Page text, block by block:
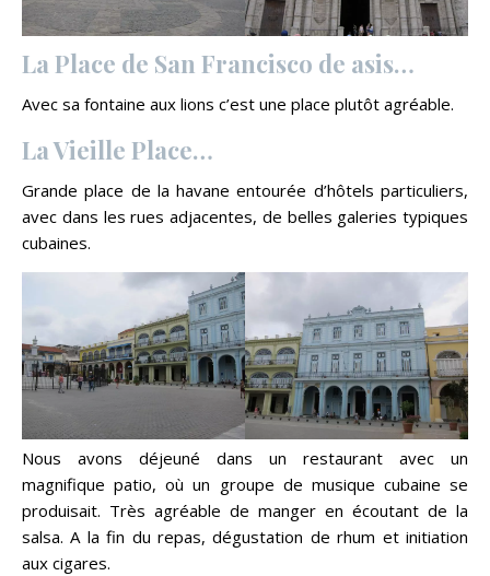
La Place de San Francisco de asis…
Avec sa fontaine aux lions c’est une place plutôt agréable.
La Vieille Place…
Grande place de la havane entourée d’hôtels particuliers,
avec dans les rues adjacentes, de belles galeries typiques
cubaines.
Nous avons déjeuné dans un restaurant avec un
magnifique patio, où un groupe de musique cubaine se
produisait. Très agréable de manger en écoutant de la
salsa. A la fin du repas, dégustation de rhum et initiation
aux cigares.